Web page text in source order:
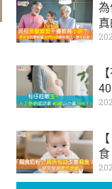
食